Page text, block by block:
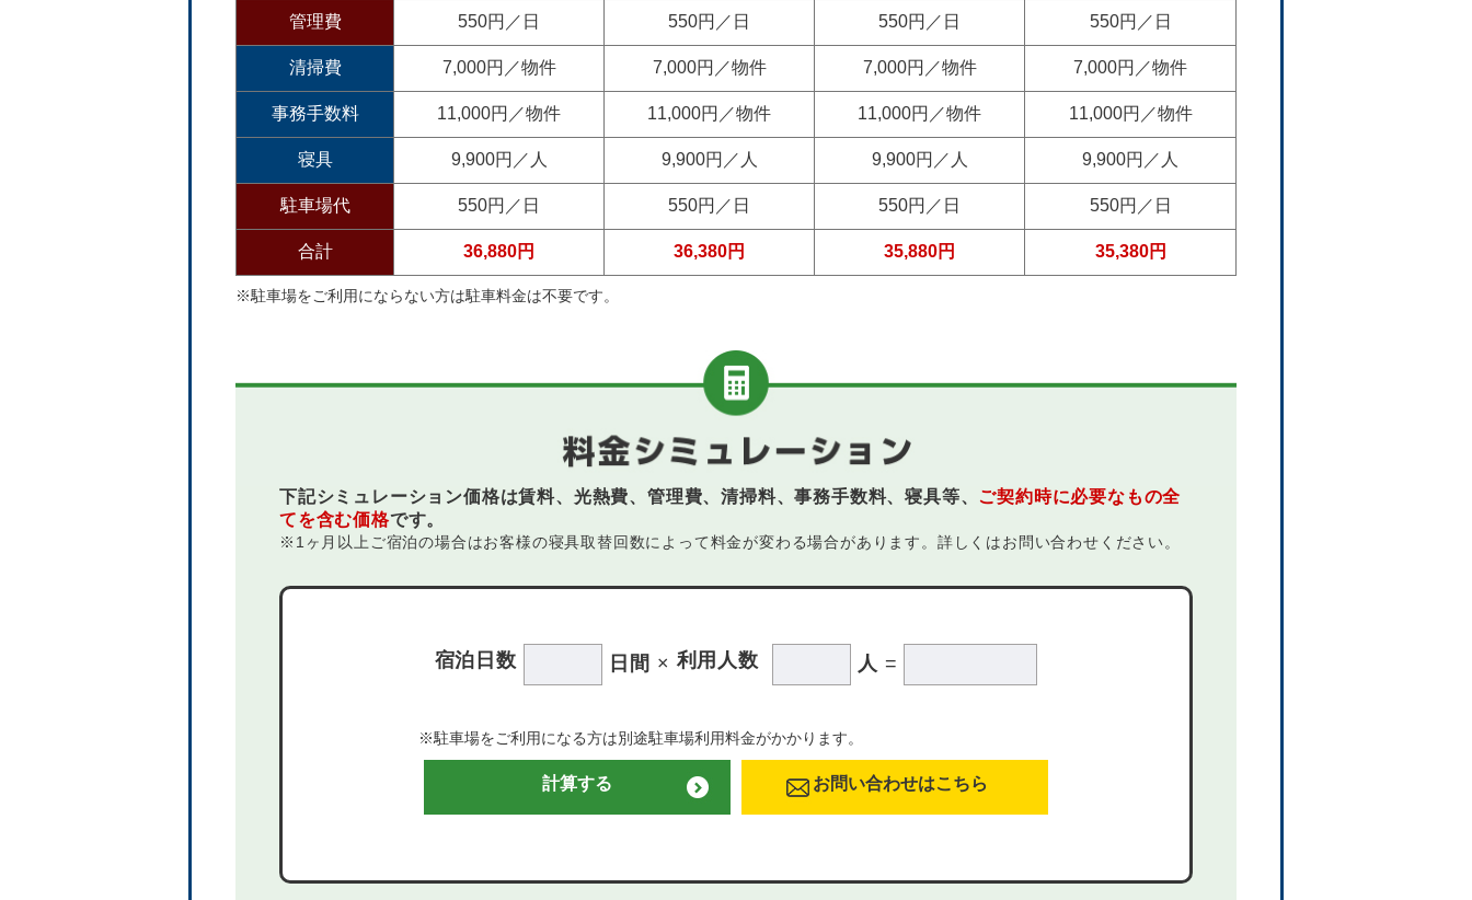
管理費 550円／日 550円／日 550円／日 550円／日
清掃費 7,000円／物件 7,000円／物件 7,000円／物件 7,000円／物件
事務手数料 11,000円／物件 11,000円／物件 11,000円／物件 11,000円／物件
寝具 9,900円／人 9,900円／人 9,900円／人 9,900円／人
駐車場代 550円／日 550円／日 550円／日 550円／日
合計 36,880円 36,380円 35,880円 35,380円
※駐車場をご利用にならない方は駐車料金は不要です。
下記シミュレーション価格は賃料、光熱費、管理費、清掃料、事務手数料、寝具等、 ご契約時に必要なもの全
てを含む価格です。
※1ヶ月以上ご宿泊の場合はお客様の寝具取替回数によって料金が変わる場合があります。詳しくはお問い合わせください。
宿泊日数 日間 × 利用人数 人 =
※駐車場をご利用になる方は別途駐車場利用料金がかかります。
計算する お問い合わせはこちら